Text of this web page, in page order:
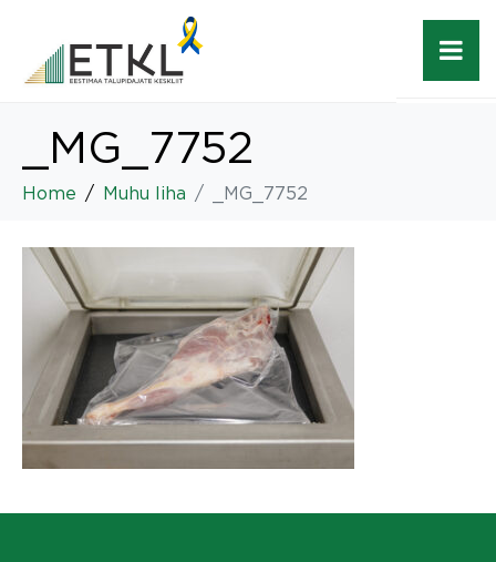
_MG_7752
Home Muhu liha _MG_7752